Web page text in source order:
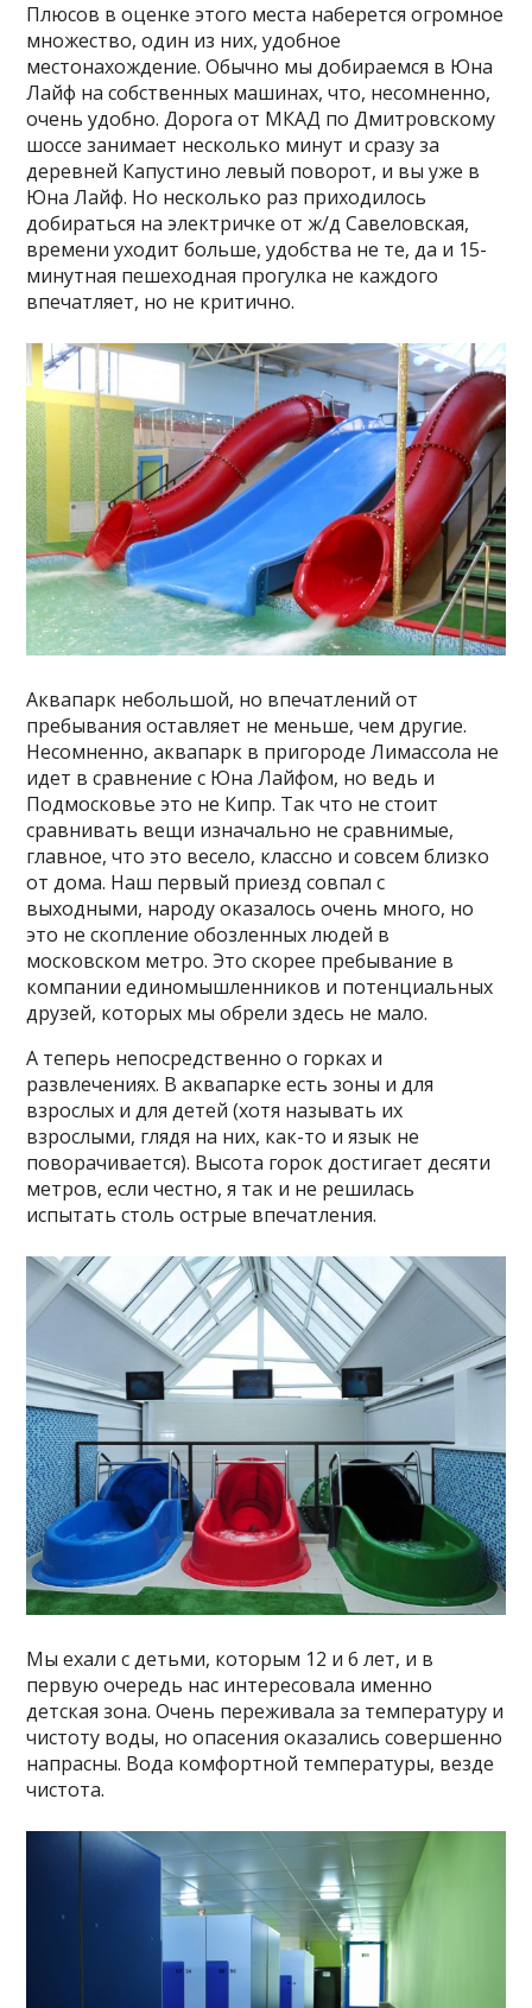
Плюсов в оценке этого места наберется огромное
множество, один из них, удобное
местонахождение. Обычно мы добираемся в Юна
Лайф на собственных машинах, что, несомненно,
очень удобно. Дорога от МКАД по Дмитровскому
шоссе занимает несколько минут и сразу за
деревней Капустино левый поворот, и вы уже в
Юна Лайф. Но несколько раз приходилось
добираться на электричке от ж/д Савеловская,
времени уходит больше, удобства не те, да и 15-
минутная пешеходная прогулка не каждого
впечатляет, но не критично.
Аквапарк небольшой, но впечатлений от
пребывания оставляет не меньше, чем другие.
Несомненно, аквапарк в пригороде Лимассола не
идет в сравнение с Юна Лайфом, но ведь и
Подмосковье это не Кипр. Так что не стоит
сравнивать вещи изначально не сравнимые,
главное, что это весело, классно и совсем близко
от дома. Наш первый приезд совпал с
выходными, народу оказалось очень много, но
это не скопление обозленных людей в
московском метро. Это скорее пребывание в
компании единомышленников и потенциальных
друзей, которых мы обрели здесь не мало.
А теперь непосредственно о горках и
развлечениях. В аквапарке есть зоны и для
взрослых и для детей (хотя называть их
взрослыми, глядя на них, как-то и язык не
поворачивается). Высота горок достигает десяти
метров, если честно, я так и не решилась
испытать столь острые впечатления.
Мы ехали с детьми, которым 12 и 6 лет, и в
первую очередь нас интересовала именно
детская зона. Очень переживала за температуру и
чистоту воды, но опасения оказались совершенно
напрасны. Вода комфортной температуры, везде
чистота.